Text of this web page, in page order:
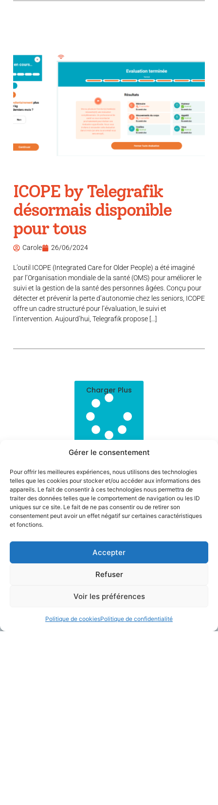
Gérer le consentement
Pour offrir les meilleures expériences, nous utilisons des technologies
telles que les cookies pour stocker et/ou accéder aux informations des
appareils. Le fait de consentir à ces technologies nous permettra de
traiter des données telles que le comportement de navigation ou les ID
uniques sur ce site. Le fait de ne pas consentir ou de retirer son
consentement peut avoir un effet négatif sur certaines caractéristiques
et fonctions.
Accepter
Refuser
Voir les préférences
Politique de cookiesPolitique de confidentialité
ICOPE by Telegrafik
désormais disponible
pour tous
Carole 26/06/2024
L’outil ICOPE (Integrated Care for Older People) a été imaginé
par l’Organisation mondiale de la santé (OMS) pour améliorer le
suivi et la gestion de la santé des personnes âgées. Conçu pour
détecter et prévenir la perte d’autonomie chez les seniors, ICOPE
offre un cadre structuré pour l’évaluation, le suivi et
l’intervention. Aujourd’hui, Telegrafik propose […]
Charger Plus
A Propos
Plateforme Telegrafik
Solutions
Contactez-Nous
05.82.95.50.52